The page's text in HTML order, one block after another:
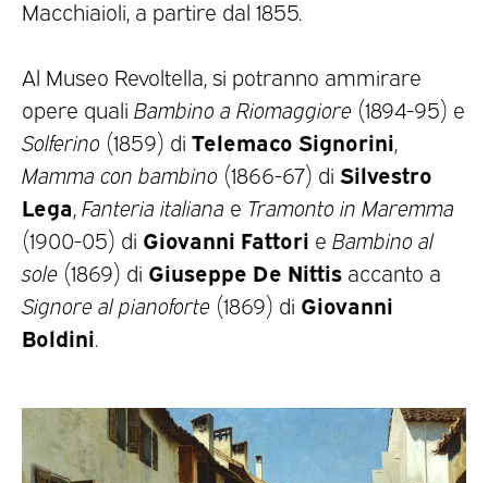
Macchiaioli, a partire dal 1855.
Al Museo Revoltella, si potranno ammirare
opere quali Bambino a Riomaggiore (1894-95) e
Solferino (1859) di Telemaco Signorini
Mamma con bambino (1866-67) di Silvestro
Lega Fanteria italiana e Tramonto in Maremma
(1900-05) di Giovanni Fattori e Bambino al
sole (1869) di Giuseppe De Nittis accanto a
Signore al pianoforte (1869) di Giovanni
Boldini